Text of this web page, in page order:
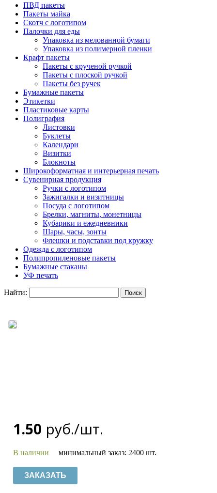
ПВД пакеты
Пакеты майка
Скотч с логотипом
Палочки для еды
Упаковка из мелованной бумаги
Упаковка из полимерной пленки
Крафт пакеты
Пакеты с крученой ручкой
Пакеты с плоской ручкой
Пакеты без ручек
Бумажные пакеты
Этикетки
Пластиковые карты
Полиграфия
Листовки
Буклеты
Календари
Визитки
Блокноты
Широкоформатная и интерьерная печать
Сувенирная продукция
Ручки с логотипом
Зажигалки и визитницы
Посуда с логотипом
Брелки, магниты, монетницы
Кубарики и ежедневники
Шары, часы, зонты
Флешки и подставки под кружку
Одежда с логотипом
Полипропиленовые пакеты
Бумажные стаканы
УФ печать
Найти:
1.50 руб./шт.
В наличии минимальный заказ: 2400 шт.
ЗАКАЗАТЬ